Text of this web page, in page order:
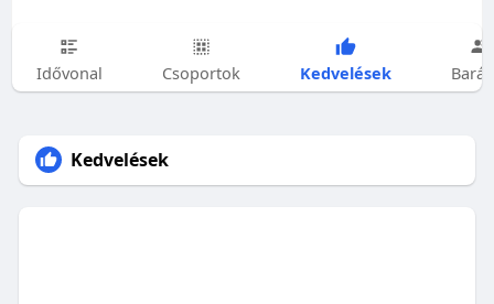
Idővonal Csoportok Kedvelések
Kedvelések